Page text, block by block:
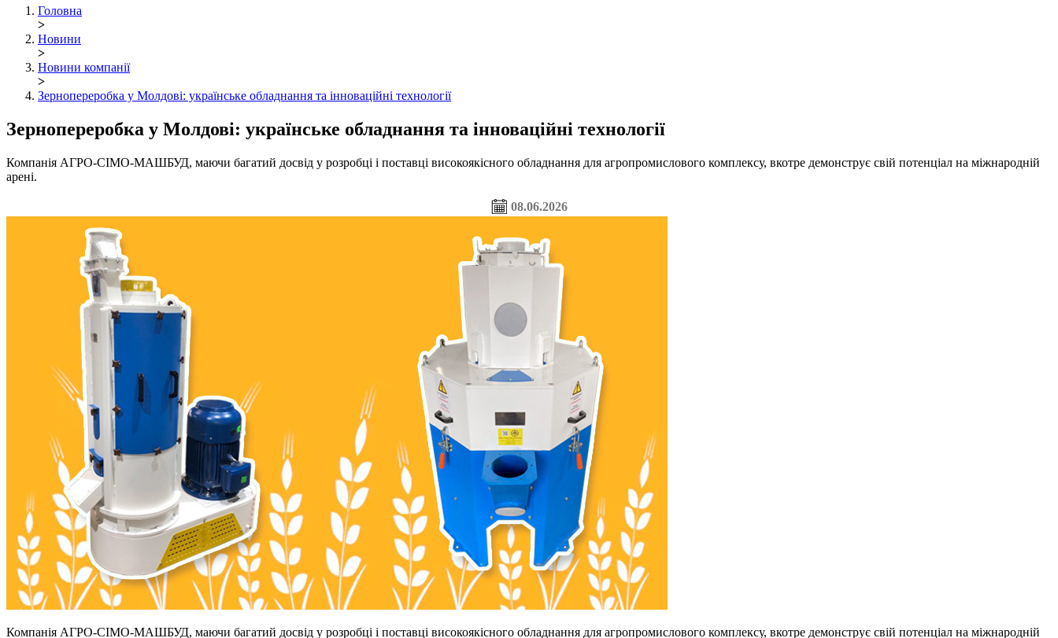
Головна
>
Новини
>
Новини компанії
>
Зернопереробка у Молдові: українське обладнання та інноваційні технології
Зернопереробка у Молдові: українське обладнання та інноваційні технології
Компанія АГРО-СІМО-МАШБУД, маючи багатий досвід у розробці і поставці високоякісного обладнання для агропромислового комплексу, вкотре демонструє свій потенціал на міжнародній
арені.
08.06.2026
Компанія АГРО-СІМО-МАШБУД, маючи багатий досвід у розробці і поставці високоякісного обладнання для агропромислового комплексу, вкотре демонструє свій потенціал на міжнародній